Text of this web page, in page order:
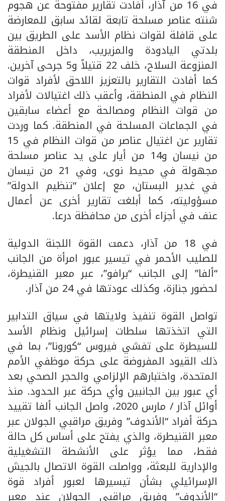
في 16 من آذار، أفادت تقارير مفتوحة عن هجوم
شنته عناصر مسلحة تابعة لقائد سابق للمعارضة
على قافلة لقوات نظام الأسد على الطريق بين
بلدتي اليادودة والمزيريب، داخل المنطقة
المنزوعة السلاح، خلف 22 قتيلاً و5 جرحى آخرين.
كما أفادت التقارير بالتعزيز اللاحق لأفراد قوات
النظام في المنطقة، وأعقب ذلك اغتيالات لأفراد
من قوات النظام ومصالحة مع أعضاء سابقين
في الجماعات المسلحة في المنطقة. كما وردت
تقارير عن اغتيال عناصر من قوات النظام في 15
من نيسان و14 من أيار على يد عناصر مسلحة
مجهولة في محيط نوى، وفي 21 من نيسان
في غدير البستان، مع إعلان “تنظيم الدولة”
مسؤوليته، كما أبلغت تقارير أخرى عن أعمال
عنف في أجزاء أخرى من محافظة درعا.
في 18 من آذار، دعمت القوة اللجنة الدولية
للصليب الأحمر في تيسير عبور امرأة من الجانب
“ألفا” إلى الجانب “برافو”، عبر معبر القنيطرة،
لحضور جنازة، وكذلك عودتها في 24 من آذار.
تواصل القوة تنفيذ ولايتها في سياق التدابير
التي اتخذتها سلطات إسرائيل ونظام الأسد
للسيطرة على تفشي فيروس “كورونا”، بما في
ذلك القيود المفروضة على حركة موظفي الأمم
المتحدة، واختبارهم الإلزامي والحجر الصحي بعد
أي عبور بين الجانبين وأي حركة عبر الحدود. منذ
أوائل آذار / مارس 2020، واصل الجانب ألفا تقييد
حركة أفراد “الأندوف” وفريق مراقبي الجولان عبر
معبر القنيطرة، والذي يفتح على أساس كل حالة
فقط، مما يؤثر على الأنشطة التشغيلية
والإدارية للبعثة، وواصلت القوة الاتصال بالجيش
الإسرائيلي بشأن تيسيرها لعبور أفراد قوة
“الأندوف” وفريق مراقبي الجولان عند معبر